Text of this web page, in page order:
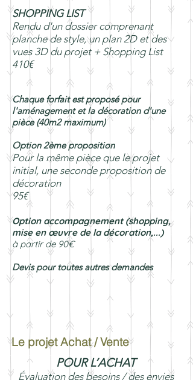
SHOPPING LIST
Rendu d'un dossier comprenant
planche de style, un plan 2D et des
vues 3D du projet + Shopping List
410€
Chaque forfait est proposé pour
l'aménagement et la décoration d'une
pièce (40m2 maximum)
Option 2ème proposition
Pour la même pièce que le projet
initial, une seconde proposition de
décoration
95€
Option accompagnement (shopping,
mise en œuvre de la décoration,...)
à partir de 90€
Devis pour toutes autres demandes
Le projet Achat / Vente
POUR L’ACHAT
Évaluation des besoins / des envies